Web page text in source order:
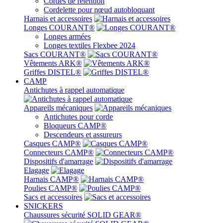
Cordelette pour nœud autobloquant
Harnais et accessoires
Longes COURANT®
Longes armées
Longes textiles Flexbee 2024
Sacs COURANT®
Vêtements ARK®
Griffes DISTEL®
CAMP
Antichutes à rappel automatique
Appareils mécaniques
Antichutes pour corde
Bloqueurs CAMP®
Descendeurs et assureurs
Casques CAMP®
Connecteurs CAMP®
Dispositifs d'amarrage
Elagage
Harnais CAMP®
Poulies CAMP®
Sacs et accessoires
SNICKERS
Chaussures sécurité SOLID GEAR®